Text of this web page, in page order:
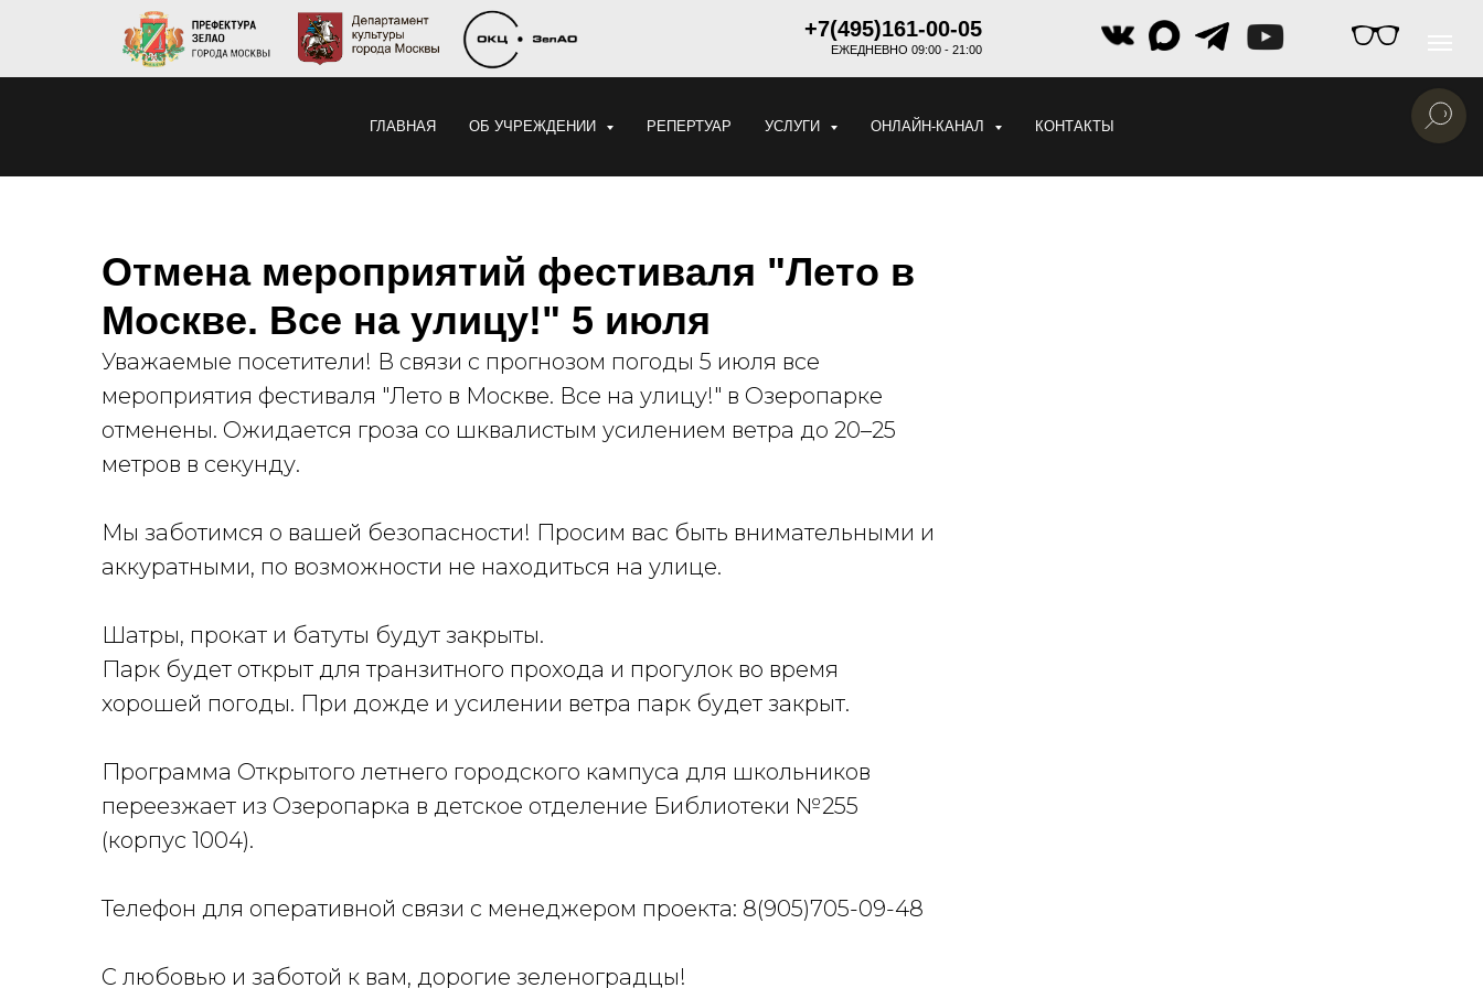
+7(495)161-00-05
ЕЖЕДНЕВНО 09:00 - 21:00
ГЛАВНАЯ ОБ УЧРЕЖДЕНИИ РЕПЕРТУАР УСЛУГИ ОНЛАЙН-КАНАЛ КОНТАКТЫ
Отмена мероприятий фестиваля "Лето в
Москве. Все на улицу!" 5 июля
Уважаемые посетители! В связи с прогнозом погоды 5 июля все
мероприятия фестиваля "Лето в Москве. Все на улицу!" в Озеропарке
отменены. Ожидается гроза со шквалистым усилением ветра до 20–25
метров в секунду.
Мы заботимся о вашей безопасности! Просим вас быть внимательными и
аккуратными, по возможности не находиться на улице.
Шатры, прокат и батуты будут закрыты.
Парк будет открыт для транзитного прохода и прогулок во время
хорошей погоды. При дожде и усилении ветра парк будет закрыт.
Программа Открытого летнего городского кампуса для школьников
переезжает из Озеропарка в детское отделение Библиотеки №255
(корпус 1004).
Телефон для оперативной связи с менеджером проекта: 8(905)705-09-48
С любовью и заботой к вам, дорогие зеленоградцы!